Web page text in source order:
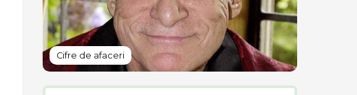
Cifre de afaceri